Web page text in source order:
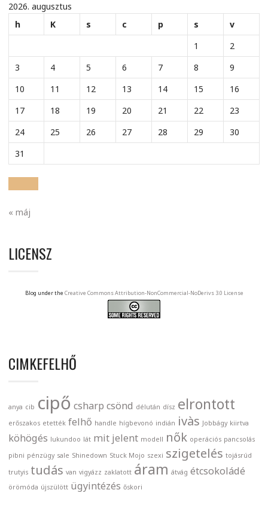
2026. augusztus
h
K s c p s
v
1
2
3
4 5 6 7 8
9
10
11 12 13 14 15
16
17
18 19 20 21 22
23
24
25 26 27 28 29
30
31
« máj
LICENSZ
Blog under the Creative Commons Attribution-NonCommercial-NoDerivs 3.0 License
CIMKEFELHŐ
anya cib cipő csharp csönd délután dísz elrontott
erőszakos etették felhő handle hígbevonó indián ivàs Jobbágy kiirtva
köhögés lukundoo lát mit jelent modell nők operációs pancsolás
pibni pénzügy sale Shinedown Stuck Mojo szexi szigetelés tojásrúd
trutyis tudás van vigyázz zaklatott áram átvág étcsokoládé
örömóda újszülött ügyintézés őskori